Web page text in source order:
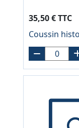
35,50 € TTC
Coussin